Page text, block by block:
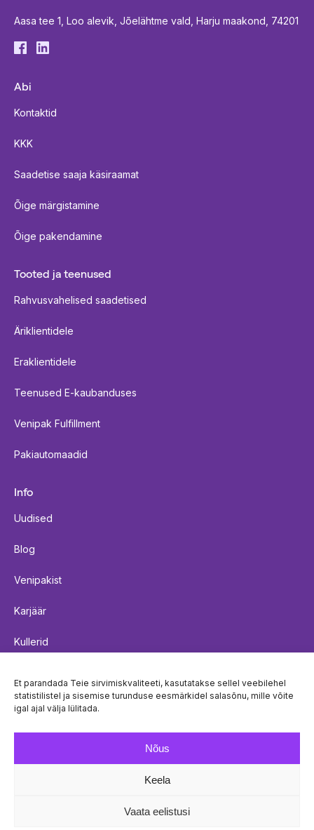
Et parandada Teie sirvimiskvaliteeti, kasutatakse sellel veebilehel
statistilistel ja sisemise turunduse eesmärkidel salasõnu, mille võite
igal ajal välja lülitada.
Nõus
Keela
Vaata eelistusi
Aasa tee 1, Loo alevik, Jõelähtme vald, Harju maakond, 74201
Abi
Kontaktid
KKK
Saadetise saaja käsiraamat
Õige märgistamine
Õige pakendamine
Tooted ja teenused
Rahvusvahelised saadetised
Äriklientidele
Eraklientidele
Teenused E-kaubanduses
Venipak Fulfillment
Pakiautomaadid
Info
Uudised
Blog
Venipakist
Karjäär
Kullerid
Küpsistepoliitika
Privaatsuspoliitika
© Venipak 2026